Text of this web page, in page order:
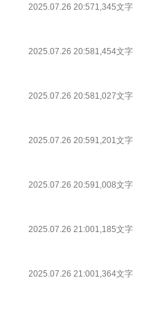
2025.07.26 20:571,345文字
2025.07.26 20:581,454文字
2025.07.26 20:581,027文字
2025.07.26 20:591,201文字
2025.07.26 20:591,008文字
2025.07.26 21:001,185文字
2025.07.26 21:001,364文字